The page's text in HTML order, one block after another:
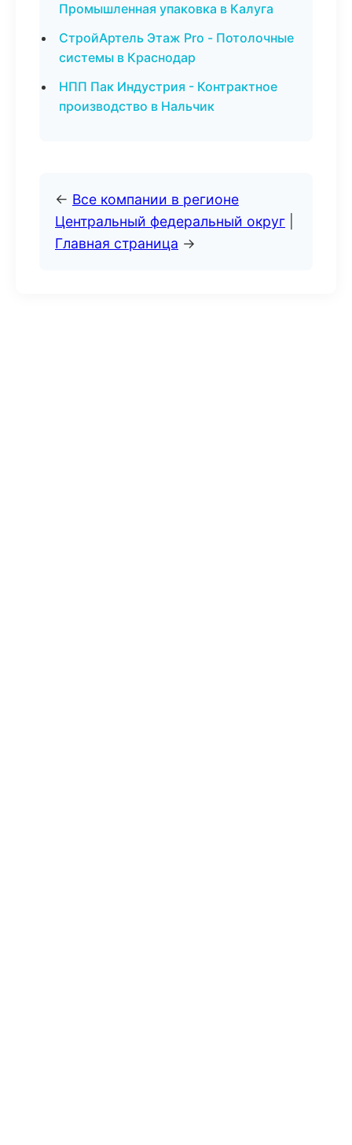
Промышленная упаковка в Калуга
СтройАртель Этаж Pro - Потолочные
системы в Краснодар
НПП Пак Индустрия - Контрактное
производство в Нальчик
← Все компании в регионе
Центральный федеральный округ
Главная страница →